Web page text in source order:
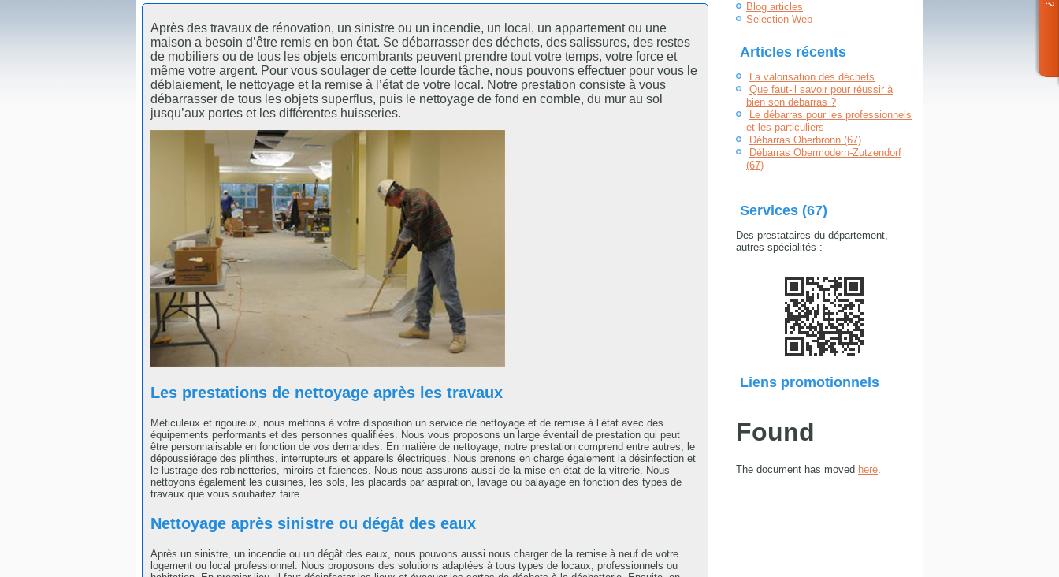
Après des travaux de rénovation, un sinistre ou un incendie, un local, un appartement ou une
maison a besoin d’être remis en bon état. Se débarrasser des déchets, des salissures, des restes
de mobiliers ou de tous les objets encombrants peuvent prendre tout votre temps, votre force et
même votre argent. Pour vous soulager de cette lourde tâche, nous pouvons effectuer pour vous le
déblaiement, le nettoyage et la remise à l’état de votre local. Notre prestation consiste à vous
débarrasser de tous les objets superflus, puis le nettoyage de fond en comble, du mur au sol
jusqu’aux portes et les différentes huisseries.
Les prestations de nettoyage après les travaux
Méticuleux et rigoureux, nous mettons à votre disposition un service de nettoyage et de remise à l’état avec des
équipements performants et des personnes qualifiées. Nous vous proposons un large éventail de prestation qui peut
être personnalisable en fonction de vos demandes. En matière de nettoyage, notre prestation comprend entre autres, le
dépoussiérage des plinthes, interrupteurs et appareils électriques. Nous prenons en charge également la désinfection et
le lustrage des robinetteries, miroirs et faïences. Nous nous assurons aussi de la mise en état de la vitrerie. Nous
nettoyons également les cuisines, les sols, les placards par aspiration, lavage ou balayage en fonction des types de
travaux que vous souhaitez faire.
Nettoyage après sinistre ou dégât des eaux
Après un sinistre, un incendie ou un dégât des eaux, nous pouvons aussi nous charger de la remise à neuf de votre
logement ou local professionnel. Nous proposons des solutions adaptées à tous types de locaux, professionnels ou
Blog articles
Selection Web
Articles récents
La valorisation des déchets
Que faut-il savoir pour réussir à
bien son débarras ?
Le débarras pour les professionnels
et les particuliers
Débarras Oberbronn (67)
Débarras Obermodern-Zutzendorf
(67)
Services (67)
Des prestataires du département,
autres spécialités :
Liens promotionnels
Found
The document has moved here.